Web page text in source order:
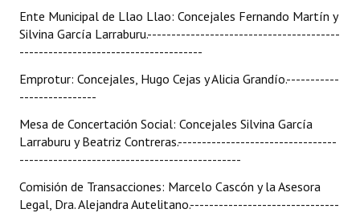
Ente Municipal de Llao Llao: Concejales Fernando Martín y
Silvina García Larraburu.----------------------------------------
--------------------------------------
Emprotur: Concejales, Hugo Cejas y Alicia Grandío.-----------
----------------
Mesa de Concertación Social: Concejales Silvina García
Larraburu y Beatriz Contreras.---------------------------------
----------------------------------------------
Comisión de Transacciones: Marcelo Cascón y la Asesora
Legal, Dra. Alejandra Autelitano.-------------------------------